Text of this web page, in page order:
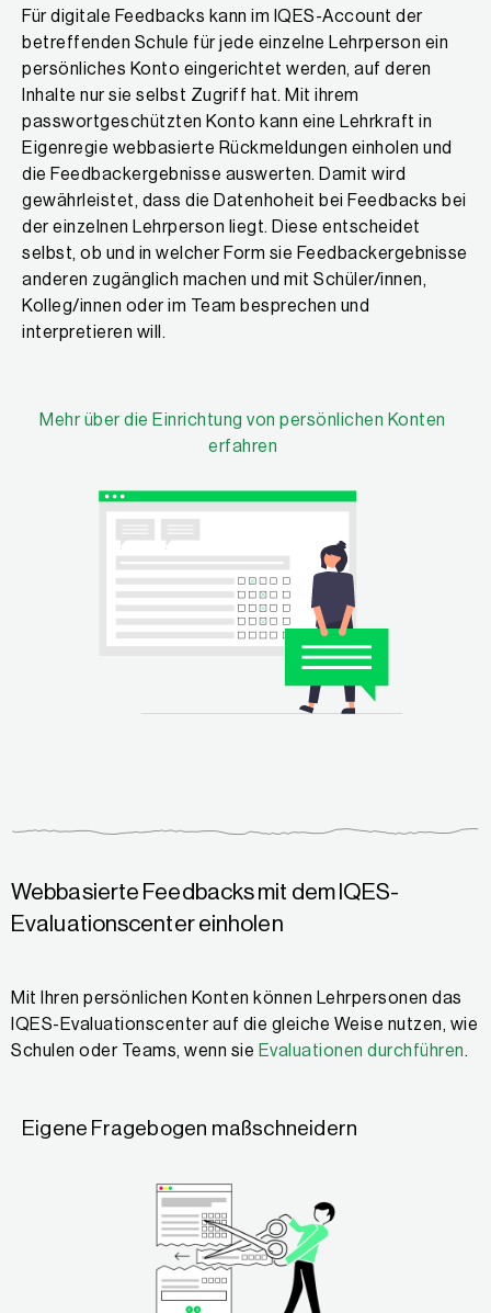
Für digitale Feedbacks kann im IQES-Account der
betreffenden Schule für jede einzelne Lehrperson ein
persönliches Konto eingerichtet werden, auf deren
Inhalte nur sie selbst Zugriff hat. Mit ihrem
passwortgeschützten Konto kann eine Lehrkraft in
Eigenregie webbasierte Rückmeldungen einholen und
die Feedbackergebnisse auswerten. Damit wird
gewährleistet, dass die Datenhoheit bei Feedbacks bei
der einzelnen Lehrperson liegt. Diese entscheidet
selbst, ob und in welcher Form sie Feedbackergebnisse
anderen zugänglich machen und mit Schüler/innen,
Kolleg/innen oder im Team besprechen und
interpretieren will.
Mehr über die Einrichtung von persönlichen Konten
erfahren
Webbasierte Feedbacks mit dem IQES-
Evaluationscenter einholen
Mit Ihren persönlichen Konten können Lehrpersonen das
IQES-Evaluationscenter auf die gleiche Weise nutzen, wie
Schulen oder Teams, wenn sie Evaluationen durchführen.
Eigene Fragebogen maßschneidern